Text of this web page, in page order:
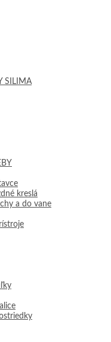
SILIMA
kreslá
a do vane